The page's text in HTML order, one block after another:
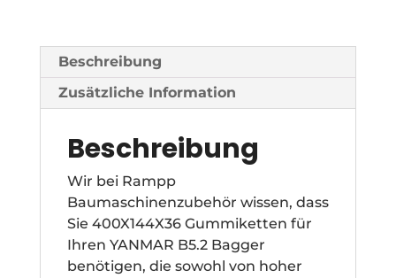
Beschreibung
Zusätzliche Information
Beschreibung
Wir bei Rampp
Baumaschinenzubehör wissen, dass
Sie 400X144X36 Gummiketten für
Ihren YANMAR B5.2 Bagger
benötigen, die sowohl von hoher